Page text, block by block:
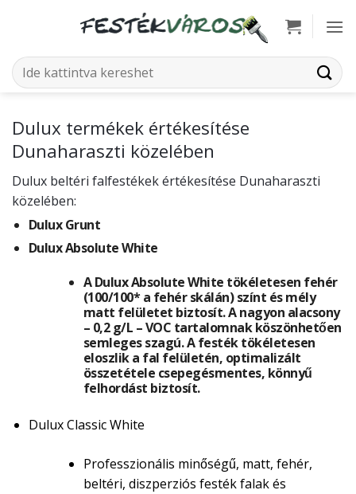
Keresés
a
Dulux termékek értékesítése
Dunaharaszti közelében
Dulux beltéri falfestékek értékesítése Dunaharaszti
közelében:
Dulux Grunt
Dulux Absolute White
A Dulux Absolute White tökéletesen fehér
(100/100* a fehér skálán) színt és mély
matt felületet biztosít. A nagyon alacsony
– 0,2 g/L – VOC tartalomnak köszönhetően
semleges szagú. A festék tökéletesen
eloszlik a fal felületén, optimalizált
összetétele csepegésmentes, könnyű
felhordást biztosít.
Dulux Classic White
Professzionális minőségű, matt, fehér,
beltéri, diszperziós festék falak és